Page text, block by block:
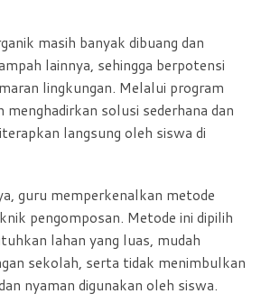
masih banyak dibuang dan
lainnya, sehingga berpotensi
lingkungan. Melalui program
solusi sederhana dan
langsung oleh siswa di
guru memperkenalkan metode
pengomposan. Metode ini dipilih
lahan yang luas, mudah
sekolah, serta tidak menimbulkan
nyaman digunakan oleh siswa.